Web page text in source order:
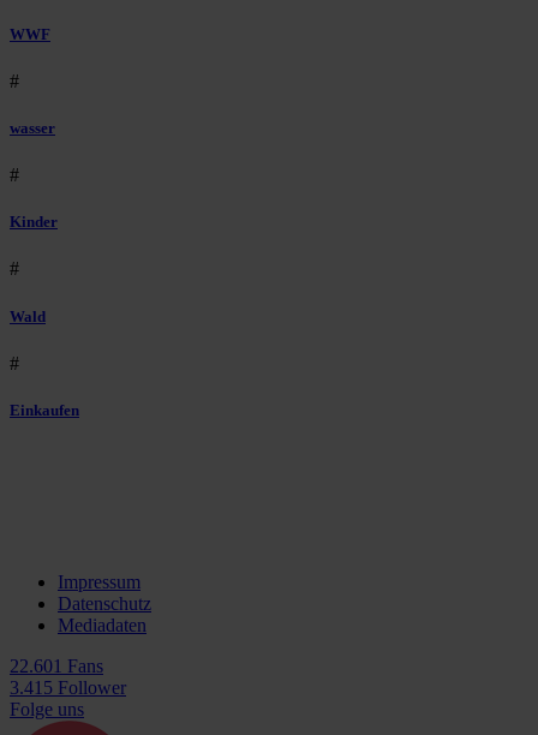
WWF
#
wasser
#
Kinder
#
Wald
#
Einkaufen
Impressum
Datenschutz
Mediadaten
22.601 Fans
3.415 Follower
Folge uns